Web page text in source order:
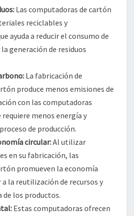
Las computadoras de cartón
reciclables y
ayuda a reducir el consumo de
generación de residuos
La fabricación de
produce menos emisiones de
con las computadoras
menos energía y
de producción.
circular:Al utilizar
en su fabricación, las
promueven la economía
la reutilización de recursos y
de los productos.
Estas computadoras ofrecen